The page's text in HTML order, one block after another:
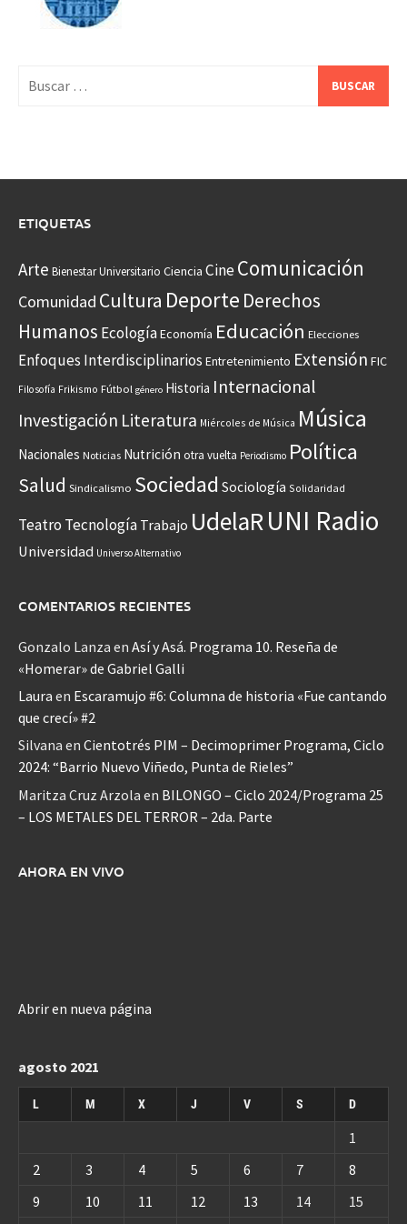
ETIQUETAS
Arte Bienestar Universitario Ciencia CineComunicación
Comunidad Cultura Deporte Derechos
Humanos EcologíaEconomía Educación Elecciones
Enfoques Interdisciplinarios Entretenimiento Extensión FIC
Filosofía Frikismo Fútbol género Historia Internacional
Investigación Literatura Miércoles de Música Música
Nacionales Noticias Nutrición otra vuelta Periodismo Política
Salud Sindicalismo Sociedad Sociología Solidaridad
Teatro Tecnología Trabajo UdelaR UNI Radio
Universidad Universo Alternativo
COMENTARIOS RECIENTES
Gonzalo Lanza en Así y Asá. Programa 10. Reseña de
«Homerar» de Gabriel Galli
Laura en Escaramujo #6: Columna de historia «Fue cantando
que crecí» #2
Silvana en Cientotrés PIM – Decimoprimer Programa, Ciclo
2024: “Barrio Nuevo Viñedo, Punta de Rieles”
Maritza Cruz Arzola en BILONGO – Ciclo 2024/Programa 25
– LOS METALES DEL TERROR – 2da. Parte
AHORA EN VIVO
Abrir en nueva página
agosto 2021
L M X J V S D
1
2
3 4 5 6 7
8
9
10 11 12 13 14
15